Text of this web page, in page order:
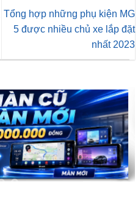
Tổng hợp những phụ kiện MG
5 được nhiều chủ xe lắp đặt
nhất 2023